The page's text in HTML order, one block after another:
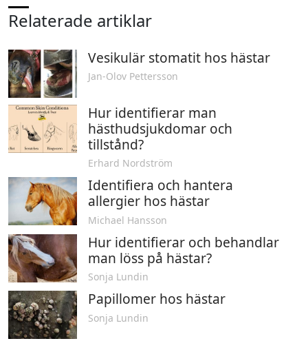
Relaterade artiklar
Vesikulär stomatit hos hästar
Jan-Olov Pettersson
Hur identifierar man
hästhudsjukdomar och
tillstånd?
Erhard Nordström
Identifiera och hantera
allergier hos hästar
Michael Hansson
Hur identifierar och behandlar
man löss på hästar?
Sonja Lundin
Papillomer hos hästar
Sonja Lundin